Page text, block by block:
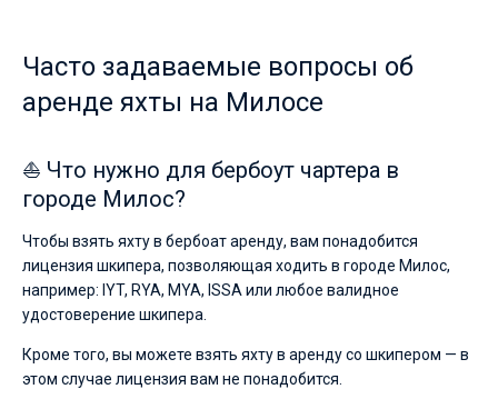
чтобы
управлять
В
каталоге
яхт
в
аренду
от
Sailica
вы
найдете
Часто задаваемые вопросы об
аренде яхты на Милосе
⛵ Что нужно для бербоут чартера в
городе Милос?
Чтобы взять яхту в бербоат аренду, вам понадобится
лицензия шкипера, позволяющая ходить в городе Милос,
например: IYT, RYA, MYA, ISSA или любое валидное
удостоверение шкипера.
Кроме того, вы можете взять яхту в аренду со шкипером — в
этом случае лицензия вам не понадобится.
Со шкипером